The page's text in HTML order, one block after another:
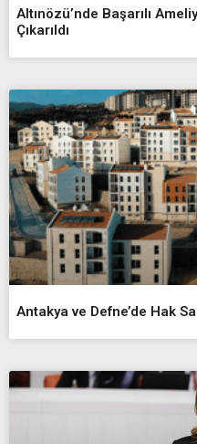
Altınözü’nde Başarılı
Çıkarıldı
Antakya ve Defne’de Hak